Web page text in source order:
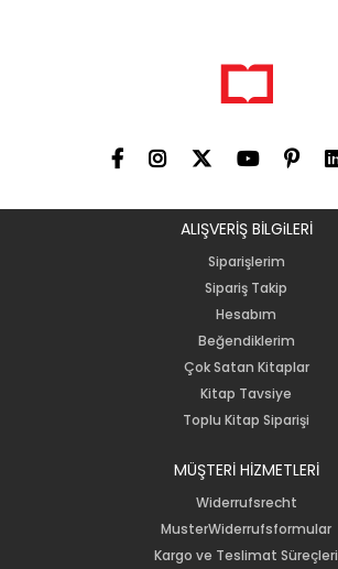
ALIŞVERİŞ BİLGiLERİ
Siparişlerim
Sipariş Takip
Hesabım
Beğendiklerim
Çok Satan Kitaplar
Kitap Tavsiye
Toplu Kitap Siparişi
MÜŞTERİ HİZMETLERİ
Widerrufsrecht
MusterWiderrufsformular
Kargo ve Teslimat Süreçleri